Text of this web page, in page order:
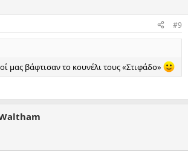
#9
μας βάφτισαν το κουνέλι τους «Στιφάδο»